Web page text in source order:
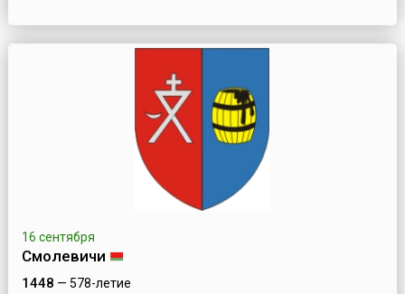
16 сентября
Смолевичи
1448 — 578-летие